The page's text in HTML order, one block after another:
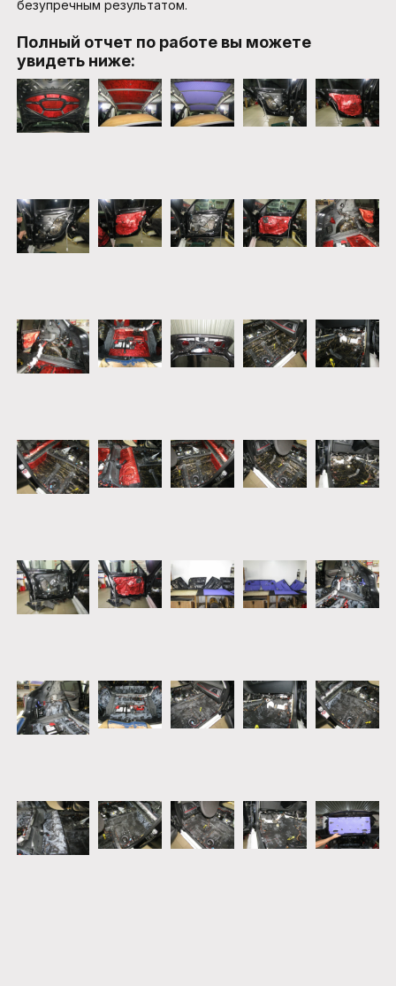
безупречным результатом.
Полный отчет по работе вы можете
увидеть ниже: